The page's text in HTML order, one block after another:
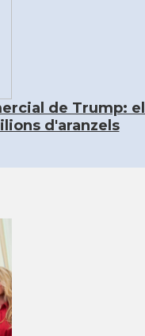
A NEW YORK
a OKLAHOMA
a ORLANDO
de Trump:
d'aranzels